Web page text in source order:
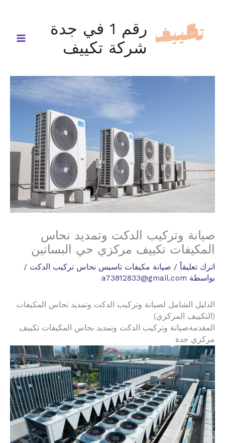
المحتوى
رقم 1 في جدة
شركة تكييف
صيانة وتركيب الدكت وتمديد نحاس
المكيفات تكييف مركزي حي البساتين
اترك تعليقاً / صيانة مكيفات تاسيس نحاس تركيب الدكت /
بواسطة a73812833@gmail.com
الدليل الشامل لصيانة وتركيب الدكت وتمديد نحاس المكيفات
(التكييف المركزي)
المقدمةصيانة وتركيب الدكت وتمديد نحاس المكيفات تكييف
مركزي جدة